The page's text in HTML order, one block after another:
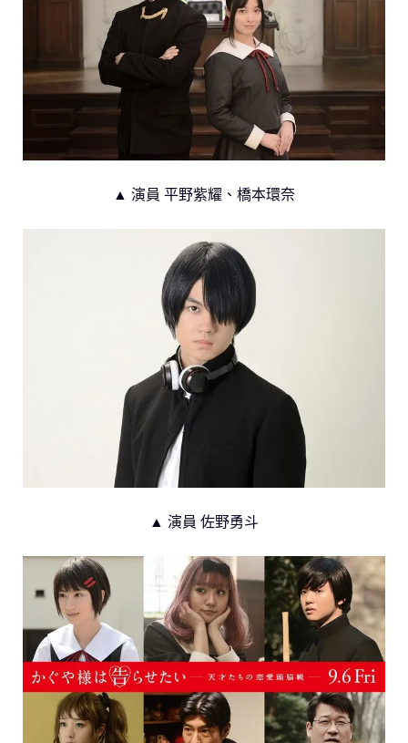
▲ 演員 平野紫耀、橋本環奈
▲ 演員 佐野勇斗